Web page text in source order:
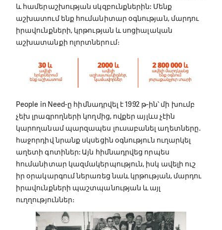
և համերաշխության սկզբունքներին: Մենք
աշխատում ենք հումանիտար օգնության, մարդու
իրավունքների, կրթության և սոցիալական
աշխատանքի ոլորտներում։
People in Need-ը հիմնադրվել է 1992 թ-ին՝ մի խումբ
չեխ լրագրողների կողմից, ովքեր այլևս չէին
կարողանամ պարզապես լուսաբանել աղետները․
հաջորդիվ նրանք սկսեցին օգնություն ուղարկել
աղետի գոտիներ: Այն հիմնադրվեց որպես
հումանիտար կազմակերպություն, իսկ ավելի ուշ
իր օրակարգում ներառեց նաև կրթության, մարդու
իրավունքների պաշտպանության և այլ
ուղղություններ։